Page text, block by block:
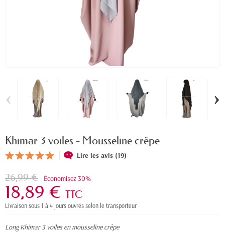
‹ ›
Khimar 3 voiles - Mousseline crêpe
Lire les avis (19)
26,99 € Économisez 30%
18,89 € TTC
Livraison sous 1 à 4 jours ouvrés selon le transporteur
Long Khimar 3 voiles en mousseline crêpe